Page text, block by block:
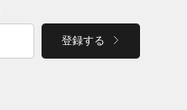
登録する